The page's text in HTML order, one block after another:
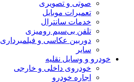
صوتی و تصویری
تعمیرات موبایل
خدمات سانترال
تلفن بی‌سیم رومیزی
دوربین عکاسی و فیلمبرداری
سایر
خودرو و وسایل نقلیه
خودروی داخلی و خارجی
اجاره خودرو